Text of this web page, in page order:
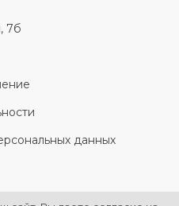
7б
данных